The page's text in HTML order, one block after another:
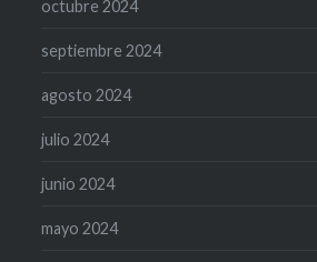
octubre 2024
septiembre 2024
agosto 2024
julio 2024
junio 2024
mayo 2024